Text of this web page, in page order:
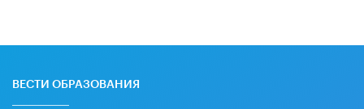
ВЕСТИ ОБРАЗОВАНИЯ